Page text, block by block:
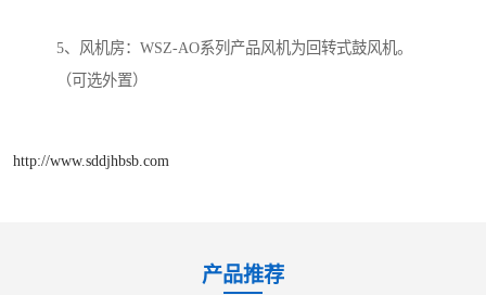
5、风机房：WSZ-AO系列产品风机为回转式鼓风机。
（可选外置）
http://www.sddjhbsb.com
产品推荐